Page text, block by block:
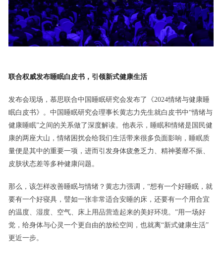
联合权威发布睡眠白皮书，引领新式健康生活
发布会现场，慕思联合中国睡眠研究会发布了《2024情绪与健康睡
眠白皮书》。中国睡眠研究会理事长黄志力先生就白皮书中“情绪与
健康睡眠”之间的关系做了深度解读。他表示，睡眠和情绪是国民健
康的两座大山，情绪困扰会给我们生活带来很多负面影响，睡眠质
量便是其中的重要一项，进而引发身体疲惫乏力、精神萎靡不振、
皮肤状态差等多种健康问题。
那么，该怎样改善睡眠与情绪？黄志力强调，“想有一个好睡眠，就
要有一个好寝具，譬如一张非常适合安睡的床，还要有一个用合宜
的温度、湿度、空气、床上用品营造起来的美好环境。”用一场好
觉，给身体与心灵一个更自由的放松空间，也就离“新式健康生活”
更近一步。